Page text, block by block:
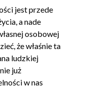
jest przede
a nade
osobowej
że właśnie ta
ludzkiej
już
w nas